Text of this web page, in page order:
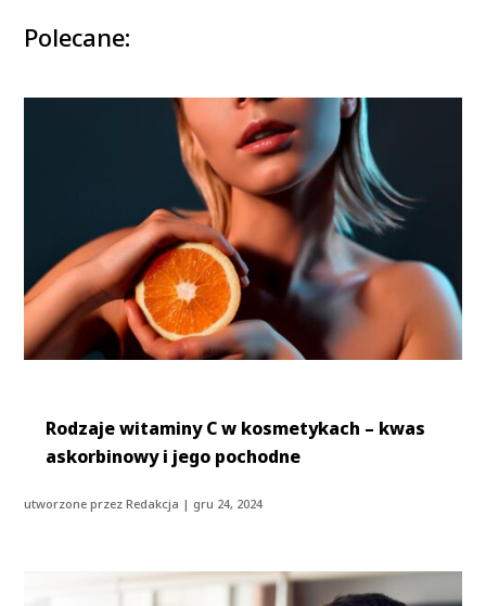
Polecane:
Rodzaje witaminy C w kosmetykach – kwas
askorbinowy i jego pochodne
utworzone przezRedakcja | gru 24, 2024